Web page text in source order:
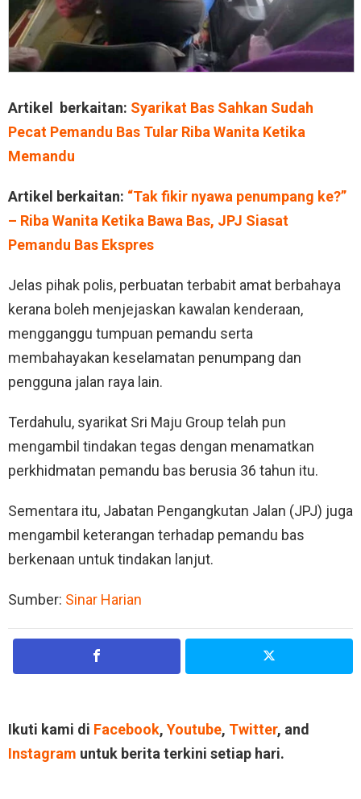
Artikel berkaitan: Syarikat Bas Sahkan Sudah
Pecat Pemandu Bas Tular Riba Wanita Ketika
Memandu
Artikel berkaitan: “Tak fikir nyawa penumpang ke?”
– Riba Wanita Ketika Bawa Bas, JPJ Siasat
Pemandu Bas Ekspres
Jelas pihak polis, perbuatan terbabit amat berbahaya
kerana boleh menjejaskan kawalan kenderaan,
mengganggu tumpuan pemandu serta
membahayakan keselamatan penumpang dan
pengguna jalan raya lain.
Terdahulu, syarikat Sri Maju Group telah pun
mengambil tindakan tegas dengan menamatkan
perkhidmatan pemandu bas berusia 36 tahun itu.
Sementara itu, Jabatan Pengangkutan Jalan (JPJ) juga
mengambil keterangan terhadap pemandu bas
berkenaan untuk tindakan lanjut.
Sumber: Sinar Harian
Ikuti kami di Facebook, Youtube, Twitter, and
Instagram untuk berita terkini setiap hari.